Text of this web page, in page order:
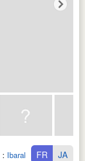
: Ibaraki Ken
FR JA